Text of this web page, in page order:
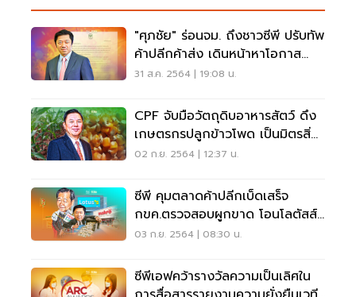
"ศุภชัย" ร่อนจม. ถึงชาวซีพี ปรับทัพ
ค้าปลีกค้าส่ง เดินหน้าหาโอกาส
ธุรกิจใหม่
31 ส.ค. 2564 | 19:08 น.
CPF จับมือวัตถุดิบอาหารสัตว์ ดึง
เกษตรกรปลูกข้าวโพด เป็นมิตรสิ่ง
แวดล้อม
02 ก.ย. 2564 | 12:37 น.
ซีพี คุมตลาดค้าปลีกเบ็ดเสร็จ
กขค.ตรวจสอบผูกขาด โอนโลตัสส์
ให้แม็คโคร
03 ก.ย. 2564 | 08:30 น.
ซีพีเอฟคว้ารางวัลความเป็นเลิศใน